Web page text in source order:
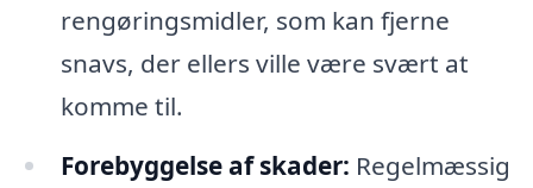
rengøringsmidler, som kan fjerne
snavs, der ellers ville være svært at
komme til.
Forebyggelse af skader: Regelmæssig